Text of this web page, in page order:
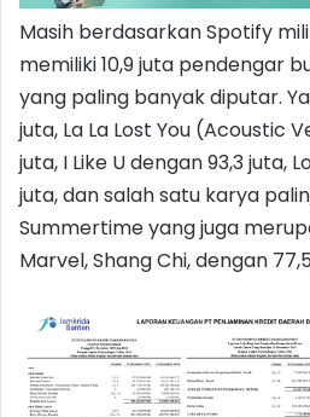
Masih berdasarkan Spotify
memiliki 10,9 juta pendengar
yang paling banyak diputar.
juta, La La Lost You (Acoustic
juta, I Like U dengan 93,3 juta,
juta, dan salah satu karya
Summertime yang juga
Marvel, Shang Chi, dengan